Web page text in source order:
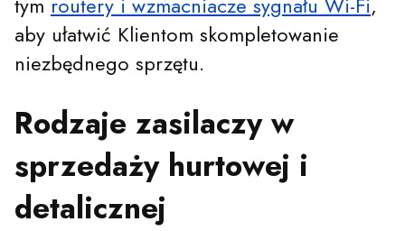
aby ułatwić Klientom skompletowanie
niezbędnego sprzętu.
Rodzaje zasilaczy w
sprzedaży hurtowej i
detalicznej